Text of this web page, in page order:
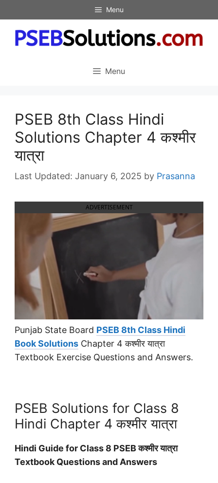
to
content
Menu
Menu
PSEB 8th Class Hindi
Solutions Chapter 4 कश्मीर
यात्रा
January 6, 2025 by Prasanna
ADVERTISEMENT
Punjab State Board PSEB 8th Class Hindi
Book Solutions Chapter 4 कश्मीर यात्रा
Textbook Exercise Questions and Answers.
PSEB Solutions for Class 8
Hindi Chapter 4 कश्मीर यात्रा
Hindi Guide for Class 8 PSEB कश्मीर यात्रा
Textbook Questions and Answers